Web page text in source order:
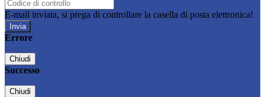
E-mail inviata, si prega di controllare la casella di posta elettronica!
Errore
Chiudi
Successo
Chiudi